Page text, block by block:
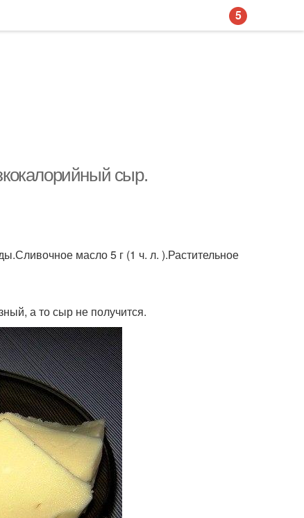
сыр.
масло 5 г (1 ч. л. ).Растительное
а то сыр не получится.
5